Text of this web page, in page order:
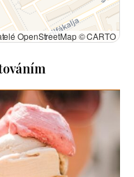
OpenStreetMap © CARTO